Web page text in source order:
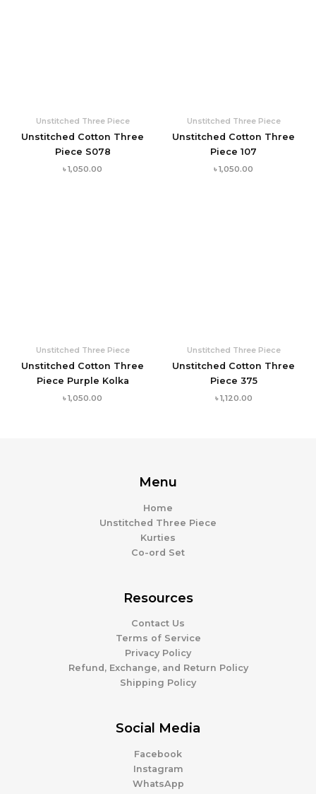
Unstitched Three Piece
Unstitched Cotton Three
Piece S078
৳1,050.00
Unstitched Three Piece
Unstitched Cotton Three
Piece 107
৳1,050.00
Unstitched Three Piece
Unstitched Cotton Three
Piece Purple Kolka
৳1,050.00
Unstitched Three Piece
Unstitched Cotton Three
Piece 375
৳1,120.00
Menu
Home
Unstitched Three Piece
Kurties
Co-ord Set
Resources
Contact Us
Terms of Service
Privacy Policy
Refund, Exchange, and Return Policy
Shipping Policy
Social Media
Facebook
Instagram
WhatsApp